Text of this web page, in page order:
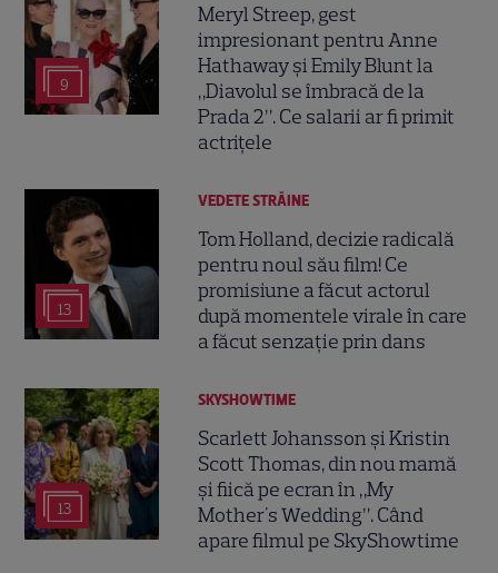
9
Meryl Streep, gest
impresionant pentru Anne
Hathaway și Emily Blunt la
„Diavolul se îmbracă de la
Prada 2”. Ce salarii ar fi primit
actrițele
13
VEDETE STRĂINE
Tom Holland, decizie radicală
pentru noul său film! Ce
promisiune a făcut actorul
după momentele virale în care
a făcut senzație prin dans
13
SKYSHOWTIME
Scarlett Johansson și Kristin
Scott Thomas, din nou mamă
și fiică pe ecran în „My
Mother's Wedding”. Când
apare filmul pe SkyShowtime